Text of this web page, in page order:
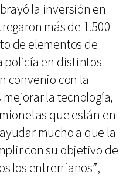
la inversión en
más de 1.500
de elementos de
policía en distintos
convenio con la
la tecnología,
que están en
mucho a que la
con su objetivo de
los entrerrianos”,